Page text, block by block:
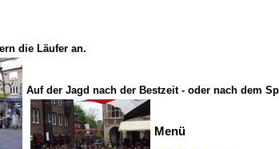
die Läufer an.
Auf der Jagd nach der Bestzeit - oder nach dem
Menü